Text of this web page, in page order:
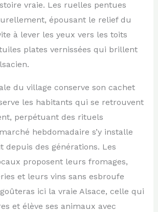
vraie. Les ruelles pentues
épousant le relief du
à lever les yeux vers les toits
plates vernissées qui brillent
du village conserve son cachet
les habitants qui se retrouvent
perpétuant des rituels
hebdomadaire s’y installe
depuis des générations. Les
proposent leurs fromages,
et leurs vins sans esbroufe
ici la vraie Alsace, celle qui
et élève ses animaux avec